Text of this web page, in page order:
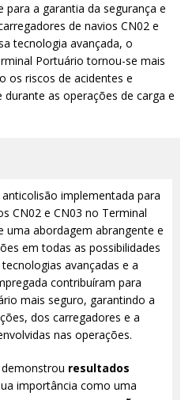
a garantia da segurança e
de navios CN02 e
tecnologia avançada, o
Portuário tornou-se mais
os riscos de acidentes e
as operações de carga e
implementada para
CN02 e CN03 no Terminal
uma abordagem abrangente e
em todas as possibilidades
avançadas e a
contribuíram para
mais seguro, garantindo a
dos carregadores e a
nas operações.
resultados
importância como uma